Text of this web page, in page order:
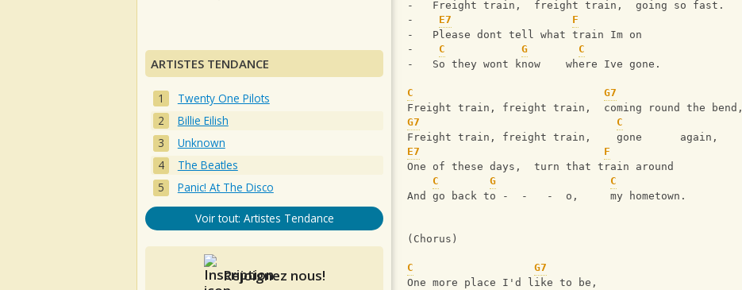
-   Freight train,  freight train,  going so fast.
- E7
F
-   Please dont tell what train Im on
- C G
C
-   So they wont know    where Ive gone.
C
G7
Freight train, freight train,  coming round the bend,
G7
C
Freight train, freight train,    gone      again,
E7
F
One of these days,  turn that train around
C
G
C
And go back to -  -   -  o,     my hometown.
(Chorus)
C
G7
One more place I'd like to be,
ARTISTES TENDANCE
Twenty One Pilots
Billie Eilish
Unknown
The Beatles
Panic! At The Disco
Voir tout: Artistes Tendance
Rejoignez nous!